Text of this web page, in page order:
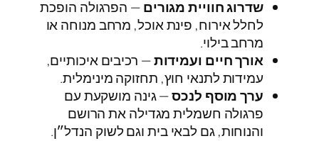
שדרוג חוויית מגורים— הפרגולה הופכת
לחלל אירוח, פינת אוכל, מרחב מנוחה או
מרחב בילוי.
אורך חיים ועמידות— רכיבים איכותיים,
עמידות לתנאי חוץ, תחזוקה מינימלית.
ערך מוסף לנכס— גינה מושקעת עם
פרגולה חשמלית מגדילה את הרושם
והנוחות, גם לבאי בית וגם לשוק הנדל״ן.